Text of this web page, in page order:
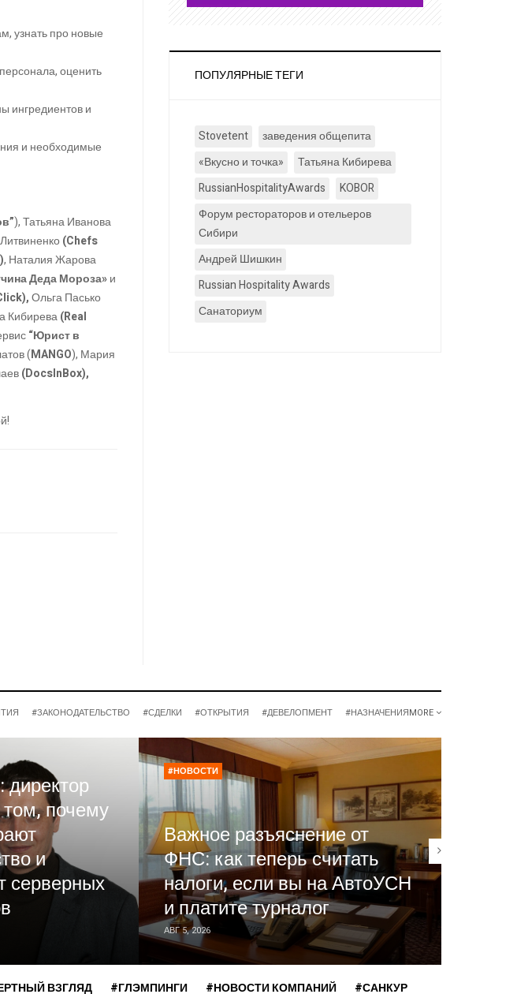
узнать про новые
оценить
ингредиентов и
и необходимые
), Татьяна Иванова
(Chefs
, Наталия Жарова
Деда Мороза»и
Ольга Пасько
Кибирева(Real
“Юрист в
(MANGO), Мария
(DocsInBox),
ПОПУЛЯРНЫЕ ТЕГИ
Stovetent
заведения общепита
«Вкусно и точка»
Татьяна Кибирева
RussianHospitalityAwards
KOBOR
Форум рестораторов и отельеров
Сибири
Андрей Шишкин
Russian Hospitality Awards
Санаториум
#ЗАКОНОДАТЕЛЬСТВО #СДЕЛКИ #ОТКРЫТИЯ #ДЕВЕЛОПМЕНТ #НАЗНАЧЕНИЯMORE
директор
почему
и
серверных
#НОВОСТИ
Важное разъяснение от
ФНС: как теперь считать
налоги, если вы на АвтоУСН
и платите турналог
АВГ 5, 2026
ВЗГЛЯД #ГЛЭМПИНГИ #НОВОСТИ КОМПАНИЙ #САНКУР